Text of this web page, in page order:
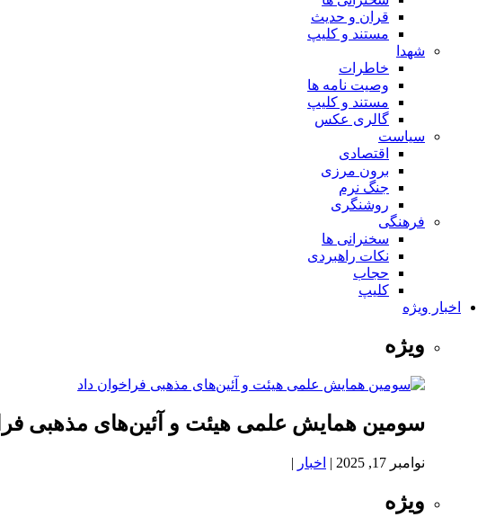
قران و حدیث
مستند و کلیپ
شهدا
خاطرات
وصیت نامه ها
مستند و کلیپ
گالری عکس
سیاست
اقتصادی
برون مرزی
جنگ نرم
روشنگری
فرهنگی
سخنرانی ها
نکات راهبردی
حجاب
کلیپ
اخبار ویژه
ویژه
سومین همایش علمی هیئت و آئین‌های مذهبی
نوامبر 17, 2025 | اخبار |
ویژه